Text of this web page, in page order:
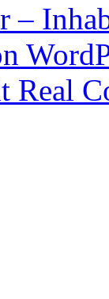
–
Real